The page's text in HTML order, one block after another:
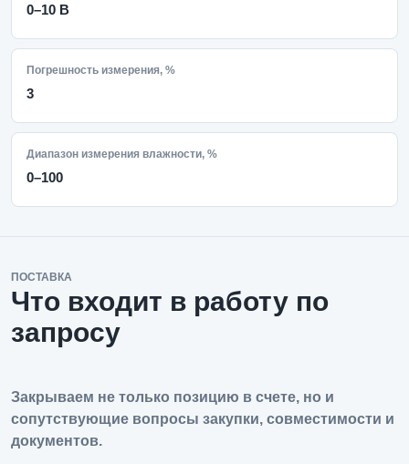
0–10 B
Погрешность измерения, %
3
Диапазон измерения влажности, %
0–100
ПОСТАВКА
Что входит в работу по
запросу
Закрываем не только позицию в счете, но и
сопутствующие вопросы закупки, совместимости и
документов.